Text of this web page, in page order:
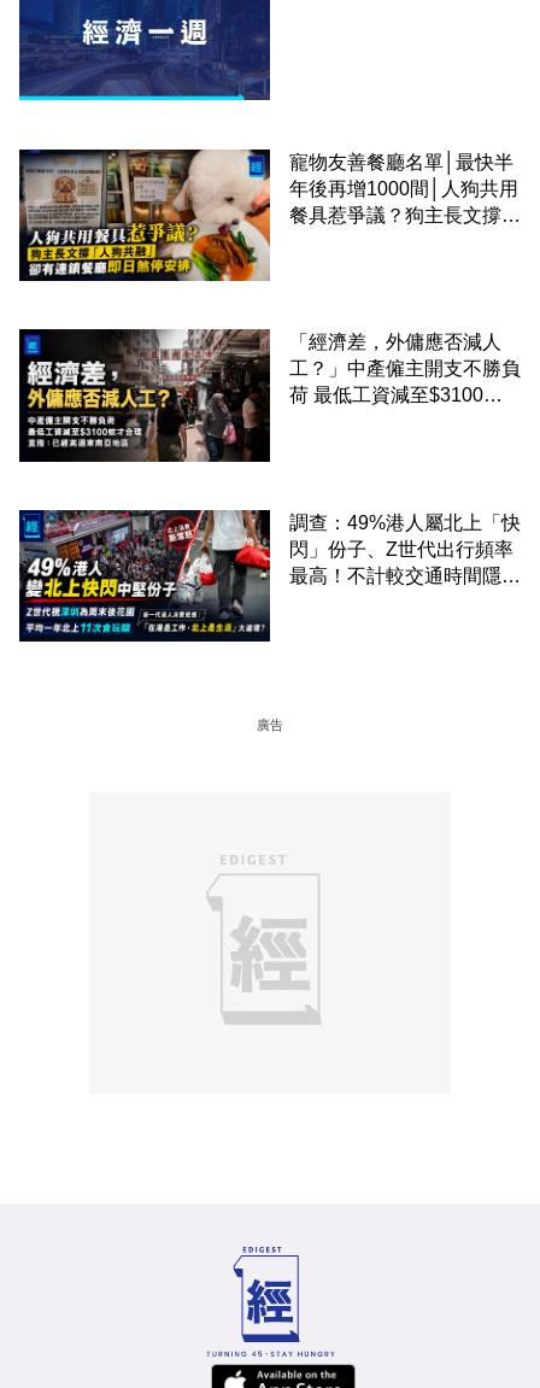
寵物友善餐廳名單│最快半
年後再增1000間│人狗共用
餐具惹爭議？狗主長文撐
「經濟差，外傭應否減人
工？」中產僱主開支不勝負
荷 最低工資減至$3100蚊
調查：49%港人屬北上「快
閃」份子、Z世代出行頻率
最高！不計較交通時間隱形
廣告